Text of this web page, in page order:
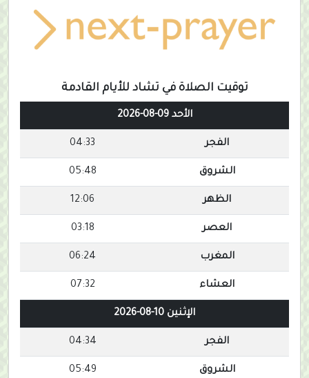
توقيت الصلاة في تشاد للأيام القادمة
الأحد 09-08-2026
الفجر 04:33
الشروق 05:48
الظهر 12:06
العصر 03:18
المغرب 06:24
العشاء 07:32
الإثنين 10-08-2026
الفجر 04:34
الشروق 05:49